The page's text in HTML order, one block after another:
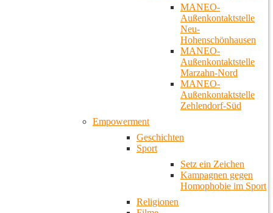
MANEO-
Außenkontaktstelle
Neu-
Hohenschönhausen
MANEO-
Außenkontaktstelle
Marzahn-Nord
MANEO-
Außenkontaktstelle
Zehlendorf-Süd
Empowerment
Geschichten
Sport
Setz ein Zeichen
Kampagnen gegen
Homophobie im Sport
Religionen